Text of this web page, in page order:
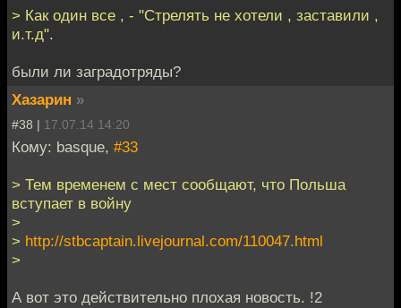
> Как один все , - "Стрелять не хотели , заставили ,
и.т.д".
были ли заградотряды?
Хазарин »
#38 | 17.07.14 14:20
Кому: basque, #33
> Тем временем с мест сообщают, что Польша
вступает в войну
>
> http://stbcaptain.livejournal.com/110047.html
>
А вот это действительно плохая новость. !2